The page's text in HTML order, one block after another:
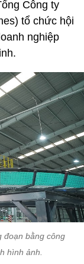
Công ty
tổ chức hội
nghiệp
đoạn bằng công
hình ảnh.